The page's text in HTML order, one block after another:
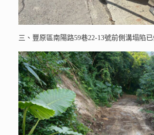
三、豐原區南陽路59巷22-13號前側溝塌陷